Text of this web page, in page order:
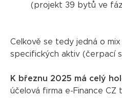
(projekt 39 bytů ve
Celkově se tedy jedná o
specifických aktiv (čerpací
K březnu 2025 má celý
účelová firma e-Finance CZ